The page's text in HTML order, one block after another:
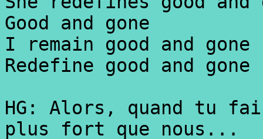
Good and gone
I remain good and gone
Redefine good and gone
HG: Alors, quand tu
plus fort que nous...